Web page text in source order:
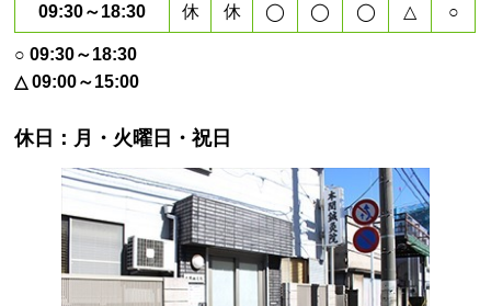
09:30～18:30 休 休 ◯ ◯ ◯ △ ○
○ 09:30～18:30
△ 09:00～15:00
休日：月・火曜日・祝日